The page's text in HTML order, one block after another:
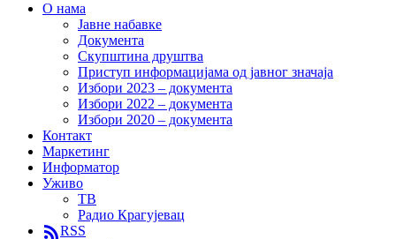
О нама
Јавне набавке
Документа
Скупштина друштва
Приступ информацијама од јавног значаја
Избори 2023 – документа
Избори 2022 – документа
Избори 2020 – документа
Контакт
Маркетинг
Информатор
Уживо
ТВ
Радио Крагујевац
RSS